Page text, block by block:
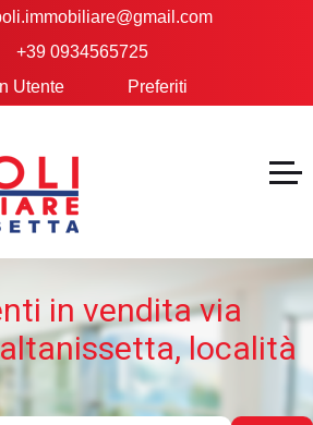
+39 0934565725
Utente
Preferiti
in vendita via
località